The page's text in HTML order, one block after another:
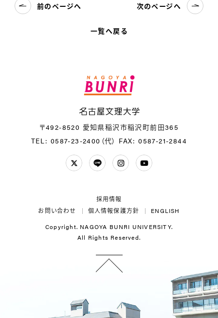
一覧へ戻る
前のページへ 次のページへ
〒492-8520 愛知県稲沢市稲沢町前田365
TEL: 0587-23-2400（代） FAX: 0587-21-2844
ENGLISH
個人情報保護方針
お問い合わせ
採用情報
Copyright. NAGOYA BUNRI UNIVERSITY.
All Rights Reserved.